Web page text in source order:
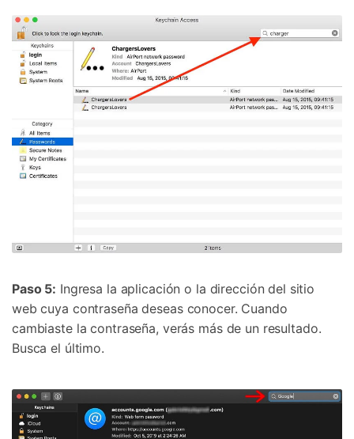
Paso 5: Ingresa la aplicación o la dirección del sitio
web cuya contraseña deseas conocer. Cuando
cambiaste la contraseña, verás más de un resultado.
Busca el último.